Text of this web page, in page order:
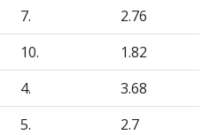
7. 2.76
10. 1.82
4. 3.68
5. 2.7